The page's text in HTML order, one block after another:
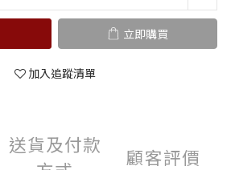
立即購買
加入追蹤清單
送貨及付款
顧客評價